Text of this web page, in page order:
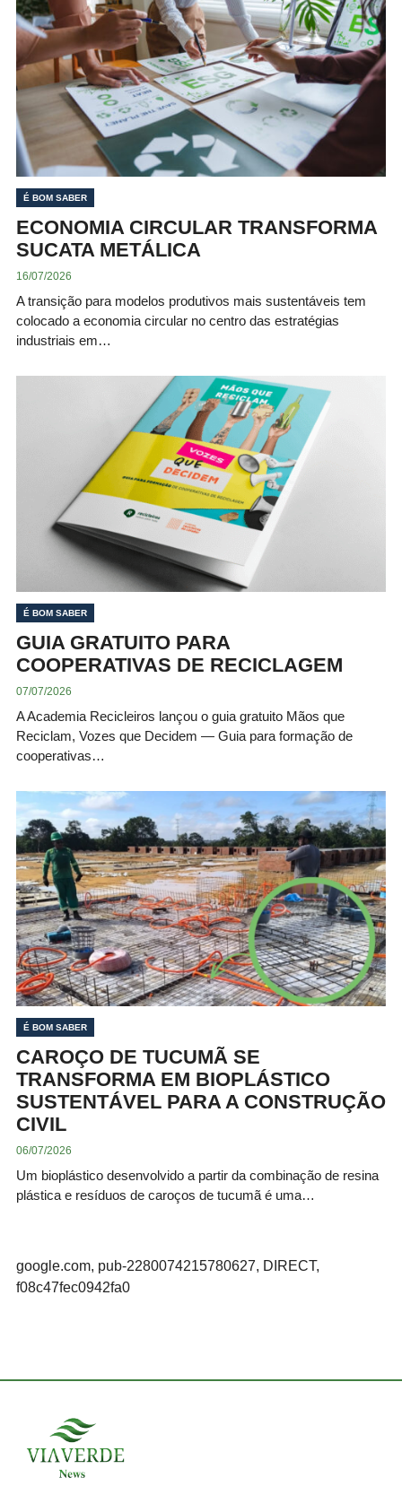
É BOM SABER
ECONOMIA CIRCULAR TRANSFORMA
SUCATA METÁLICA
16/07/2026
A transição para modelos produtivos mais sustentáveis tem
colocado a economia circular no centro das estratégias
industriais em…
É BOM SABER
GUIA GRATUITO PARA
COOPERATIVAS DE RECICLAGEM
07/07/2026
A Academia Recicleiros lançou o guia gratuito Mãos que
Reciclam, Vozes que Decidem — Guia para formação de
cooperativas…
É BOM SABER
CAROÇO DE TUCUMÃ SE
TRANSFORMA EM BIOPLÁSTICO
SUSTENTÁVEL PARA A CONSTRUÇÃO
CIVIL
06/07/2026
Um bioplástico desenvolvido a partir da combinação de resina
plástica e resíduos de caroços de tucumã é uma…
google.com, pub-2280074215780627, DIRECT,
f08c47fec0942fa0